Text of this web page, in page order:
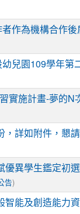
作為機構合作後
兒園109學年第
實施計畫-夢的
，詳如附件，懇
優異學生鑑定初
告)
智能及創造能力